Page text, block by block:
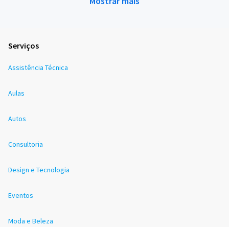
Serviços
Assistência Técnica
Aulas
Autos
Consultoria
Design e Tecnologia
Eventos
Moda e Beleza